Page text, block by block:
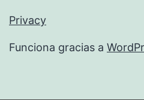
Privacy
Funciona gracias a